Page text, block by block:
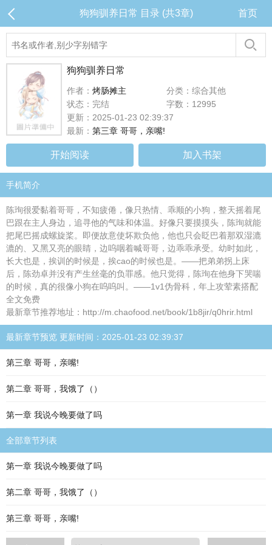
狗狗驯养日常 目录 (共3章) 首页
狗狗驯养日常
作者： 烤肠摊主
分类：综合其他
状态：完结
字数：12995
更新：2025-01-23 02:39:37
最新： 第三章 哥哥，亲嘴!
开始阅读 加入书架
手机简介
陈珣很爱黏着哥哥，不知疲倦，像只热情、乖顺的小狗，整天摇着尾
巴跟在主人身边，追寻他的气味和体温。好像只要摸摸头，陈珣就能
把尾巴摇成螺旋桨。即便故意使坏欺负他，他也只会眨巴着那双湿漉
漉的、又黑又亮的眼睛，边呜咽着喊哥哥，边乖乖承受。幼时如此，
长大也是，挨训的时候是，挨cao的时候也是。——把弟弟拐上床
后，陈劲卓并没有产生丝毫的负罪感。他只觉得，陈珣在他身下哭喘
的时候，真的很像小狗在呜呜叫。——1v1伪骨科，年上攻荤素搭配
全文免费
最新章节推荐地址：http://m.chaofood.net/book/1b8jir/q0hrir.html
最新章节预览 更新时间：2025-01-23 02:39:37
第三章 哥哥，亲嘴!
第二章 哥哥，我饿了（）
第一章 我说今晚要做了吗
全部章节列表
第一章 我说今晚要做了吗
第二章 哥哥，我饿了（）
第三章 哥哥，亲嘴!